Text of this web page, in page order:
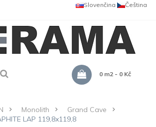
Čeština
Slovenčina
0 m2 - 0 Kč
Monolith
Grand Cave
LAP 119,8x119,8